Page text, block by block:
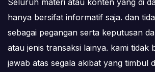
hanya bersifat informatif saja. dan
sebagai pegangan serta keputusan
atau jenis transaksi lainya. kami tidak
jawab atas segala akibat yang timbul